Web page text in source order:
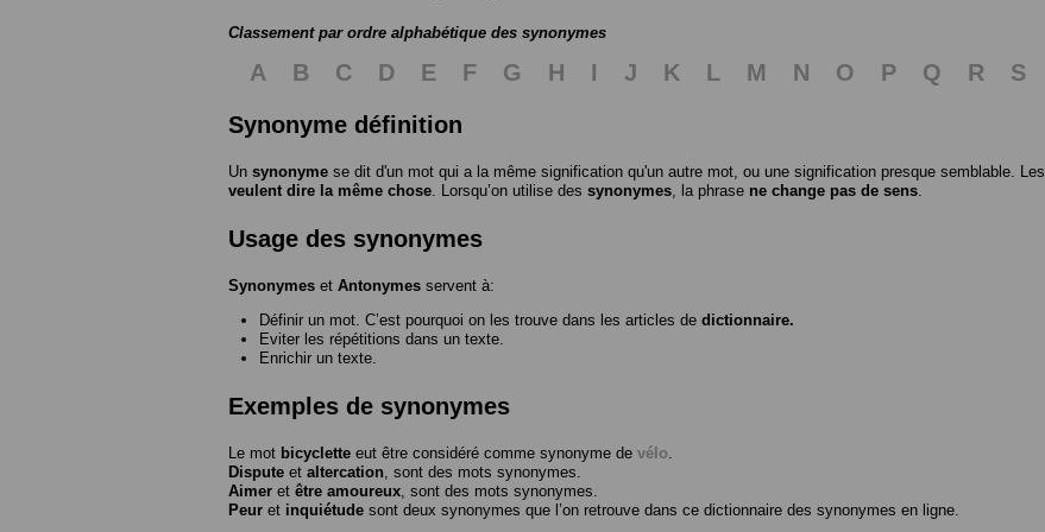
Classement par ordre alphabétique des synonymes
A B C D E F G H I J K L M N O P Q R S
Synonyme définition
Un synonyme se dit d'un mot qui a la même signification qu'un autre mot, ou une signification presque semblable. Les
veulent dire la même chose . Lorsqu’on utilise des synonymes , la phrase ne change pas de sens
Usage des synonymes
Synonymes et Antonymes servent à:
Définir un mot. C’est pourquoi on les trouve dans les articles de dictionnaire.
Eviter les répétitions dans un texte.
Enrichir un texte.
Exemples de synonymes
Le mot bicyclette eut être considéré comme synonyme de vélo
Dispute et altercation , sont des mots synonymes.
Aimer et être amoureux , sont des mots synonymes.
Peur et inquiétude sont deux synonymes que l’on retrouve dans ce dictionnaire des synonymes en ligne.